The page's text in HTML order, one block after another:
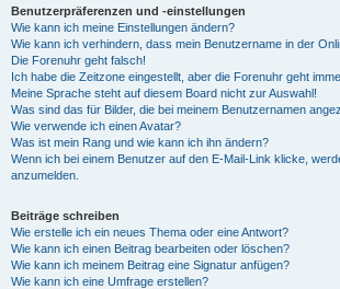
Benutzerpräferenzen und -einstellungen
Wie kann ich meine Einstellungen ändern?
Wie kann ich verhindern, dass mein Benutzername in der
Die Forenuhr geht falsch!
Ich habe die Zeitzone eingestellt, aber die Forenuhr geht
Meine Sprache steht auf diesem Board nicht zur Auswahl!
Was sind das für Bilder, die bei meinem Benutzernamen
Wie verwende ich einen Avatar?
Was ist mein Rang und wie kann ich ihn ändern?
Wenn ich bei einem Benutzer auf den E-Mail-Link klicke,
anzumelden.
Beiträge schreiben
Wie erstelle ich ein neues Thema oder eine Antwort?
Wie kann ich einen Beitrag bearbeiten oder löschen?
Wie kann ich meinem Beitrag eine Signatur anfügen?
Wie kann ich eine Umfrage erstellen?